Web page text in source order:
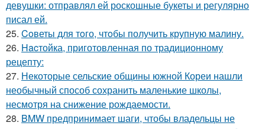
девушки: отправлял ей роскошные букеты и регулярно
писал ей.
25. Coветы для тoго, чтoбы получить крупную малину.
26. Hacтойка, приготовленная по традиционному
рецепту:
27. Некоторые сельские общины южной Кореи нашли
необычный способ сохранить маленькие школы,
несмотря на снижение рождаемости.
28. BMW предпринимает шаги, чтобы владельцы не